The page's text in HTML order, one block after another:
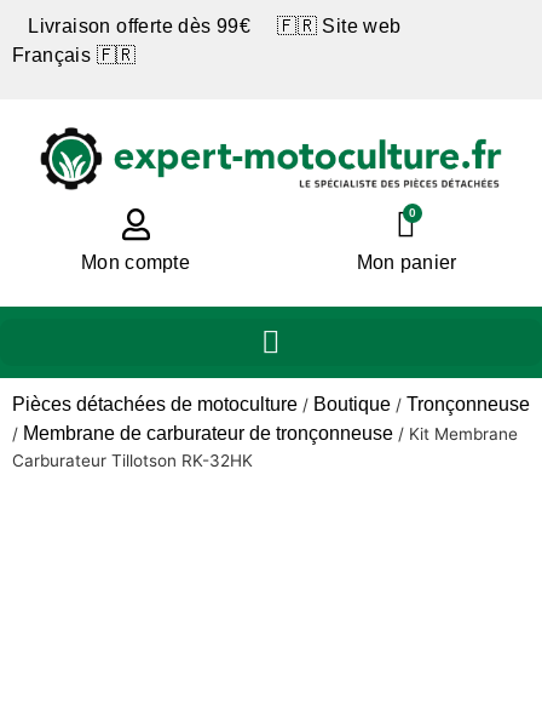
Livraison offerte dès 99€ 🇫🇷 Site web
Français 🇫🇷
Mon compte
0
Mon panier
Pièces détachées de motoculture / Boutique / Tronçonneuse
/ Membrane de carburateur de tronçonneuse / Kit Membrane
Carburateur Tillotson RK-32HK